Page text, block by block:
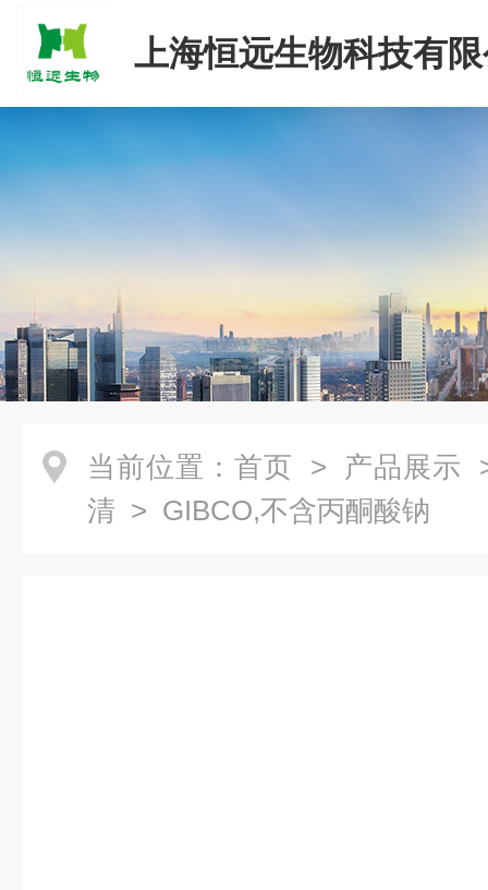
上海恒远生物科技有
当前位置： 首页 > 产品展示
清 > GIBCO,不含丙酮酸钠